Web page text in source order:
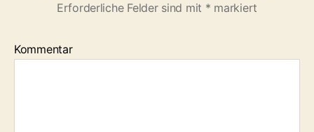
Erforderliche Felder sind mit * markiert
Kommentar